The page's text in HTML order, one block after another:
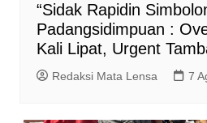
“Sidak Rapidin
Padangsidimpuan :
Kali Lipat, Urgent
Redaksi Mata Lensa 7